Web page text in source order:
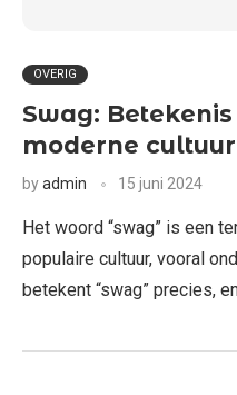
OVERIG
Swag:
moderne cultuur
byadmin 15 juni 2024
Het woord “swag” is een
populaire cultuur, vooral
betekent “swag” precies,